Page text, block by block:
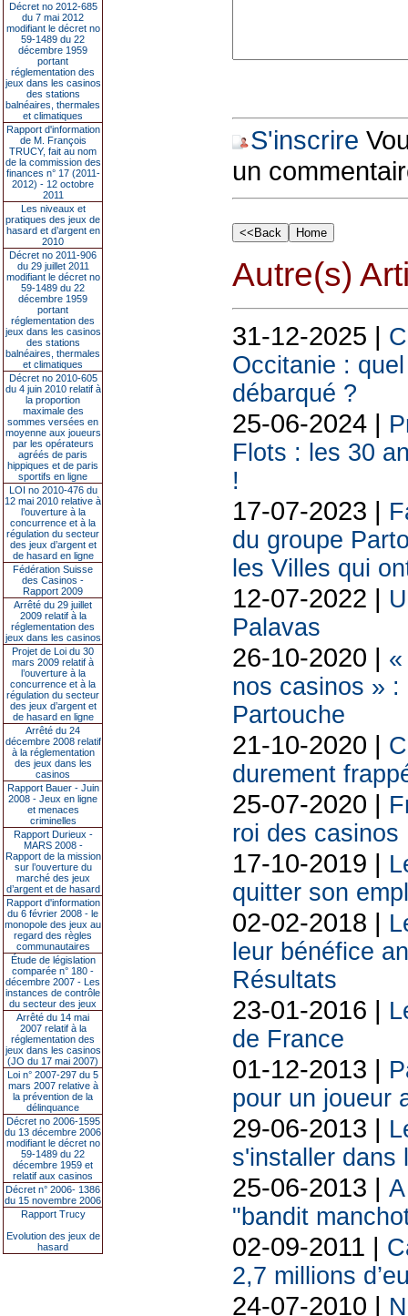
Décret no 2012-685
du 7 mai 2012
modifiant le décret no
59-1489 du 22
décembre 1959
portant
réglementation des
jeux dans les casinos
des stations
balnéaires, thermales
et climatiques
Rapport d'information
de M. François
TRUCY, fait au nom
de la commission des
finances n° 17 (2011-
2012) - 12 octobre
2011
Les niveaux et
pratiques des jeux de
hasard et d’argent en
2010
Décret no 2011-906
du 29 juillet 2011
modifiant le décret no
59-1489 du 22
décembre 1959
portant
réglementation des
jeux dans les casinos
des stations
balnéaires, thermales
et climatiques
Décret no 2010-605
du 4 juin 2010 relatif à
la proportion
maximale des
sommes versées en
moyenne aux joueurs
par les opérateurs
agréés de paris
hippiques et de paris
sportifs en ligne
LOI no 2010-476 du
12 mai 2010 relative à
l’ouverture à la
concurrence et à la
régulation du secteur
des jeux d’argent et
de hasard en ligne
Fédération Suisse
des Casinos -
Rapport 2009
Arrêté du 29 juillet
2009 relatif à la
réglementation des
jeux dans les casinos
Projet de Loi du 30
mars 2009 relatif à
l’ouverture à la
concurrence et à la
régulation du secteur
des jeux d’argent et
de hasard en ligne
Arrêté du 24
décembre 2008 relatif
à la réglementation
des jeux dans les
casinos
Rapport Bauer - Juin
2008 - Jeux en ligne
et menaces
criminelles
Rapport Durieux -
MARS 2008 -
Rapport de la mission
sur l’ouverture du
marché des jeux
d’argent et de hasard
Rapport d'information
du 6 février 2008 - le
monopole des jeux au
regard des règles
communautaires
Étude de législation
comparée n° 180 -
décembre 2007 - Les
instances de contrôle
du secteur des jeux
Arrêté du 14 mai
2007 relatif à la
réglementation des
jeux dans les casinos
(JO du 17 mai 2007)
Loi n° 2007-297 du 5
mars 2007 relative à
la prévention de la
délinquance
Décret no 2006-1595
du 13 décembre 2006
modifiant le décret no
59-1489 du 22
décembre 1959 et
relatif aux casinos
Décret n° 2006- 1386
du 15 novembre 2006
Rapport Trucy
Evolution des jeux de
hasard
S'inscrire
un
Autre(s)
31-12-2025 |
Occitanie :
débarqué ?
25-06-2024 |
Flots : les 30
!
17-07-2023 |
du groupe
les Villes qui
12-07-2022 |
Palavas
26-10-2020 |
nos casinos » :
Partouche
21-10-2020 |
durement
25-07-2020 |
roi des casinos
17-10-2019 |
quitter son
02-02-2018 |
leur bénéfice
Résultats
23-01-2016 |
de France
01-12-2013 |
pour un joueur
29-06-2013 |
s'installer dans
25-06-2013 |
"bandit
02-09-2011 |
2,7 millions
24-07-2010 |